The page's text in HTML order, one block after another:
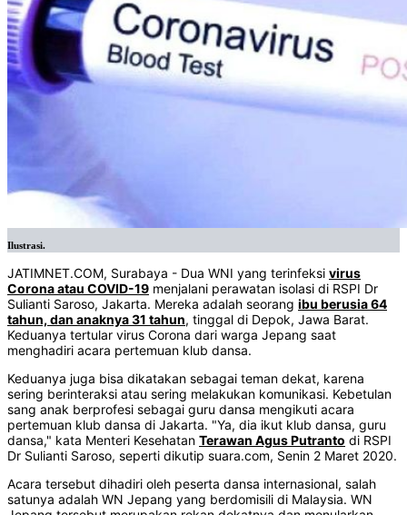
Ilustrasi.
JATIMNET.COM, Surabaya - Dua WNI yang terinfeksi virus
Corona atau COVID-19 menjalani perawatan isolasi di RSPI Dr
Sulianti Saroso, Jakarta. Mereka adalah seorang ibu berusia 64
tahun, dan anaknya 31 tahun, tinggal di Depok, Jawa Barat.
Keduanya tertular virus Corona dari warga Jepang saat
menghadiri acara pertemuan klub dansa.
Keduanya juga bisa dikatakan sebagai teman dekat, karena
sering berinteraksi atau sering melakukan komunikasi. Kebetulan
sang anak berprofesi sebagai guru dansa mengikuti acara
pertemuan klub dansa di Jakarta. "Ya, dia ikut klub dansa, guru
dansa," kata Menteri Kesehatan Terawan Agus Putranto di RSPI
Dr Sulianti Saroso, seperti dikutip suara.com, Senin 2 Maret 2020.
Acara tersebut dihadiri oleh peserta dansa internasional, salah
satunya adalah WN Jepang yang berdomisili di Malaysia. WN